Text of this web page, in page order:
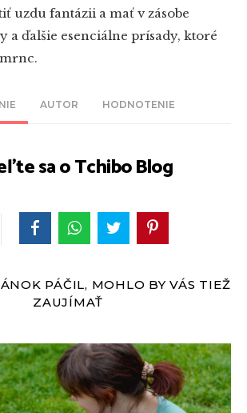
AUTOR HODNOTENIE
sa o Tchibo Blog
uzdu fantázii a mať v zásobe
a ďalšie esenciálne prísady, ktoré
PÁČIL, MOHLO BY VÁS TIEŽ
ZAUJÍMAŤ